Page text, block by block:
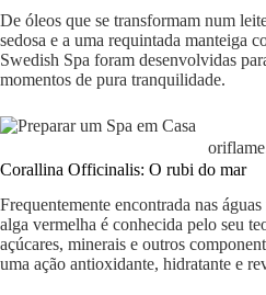
De óleos que se transformam num
sedosa e a uma requintada manteiga
Swedish Spa foram desenvolvidas
momentos de pura tranquilidade.
Corallina Officinalis: O rubi do mar
Frequentemente encontrada nas
alga vermelha é conhecida pelo seu
açúcares, minerais e outros
uma ação antioxidante, hidratante e